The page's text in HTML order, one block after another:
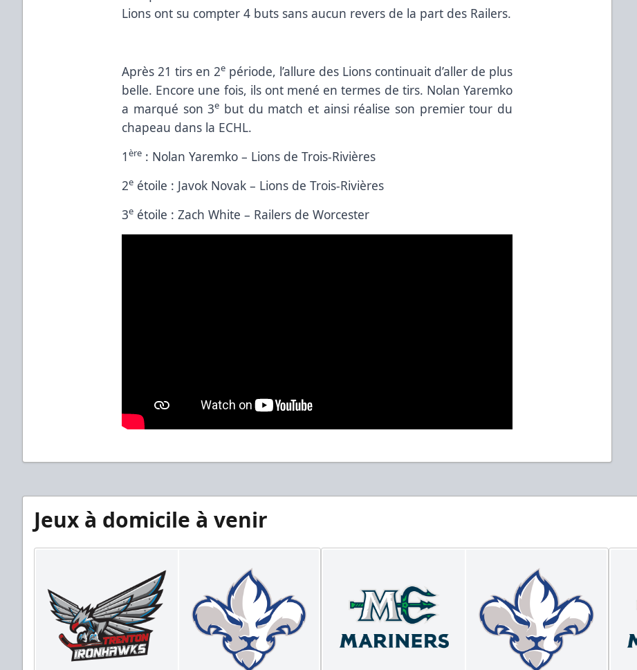
Lions ont su compter 4 buts sans aucun revers de la part des Railers.
Après 21 tirs en 2e période, l’allure des Lions continuait d’aller de plus
belle. Encore une fois, ils ont mené en termes de tirs. Nolan Yaremko
a marqué son 3e but du match et ainsi réalise son premier tour du
chapeau dans la ECHL.
1ère : Nolan Yaremko – Lions de Trois-Rivières
2e étoile : Javok Novak – Lions de Trois-Rivières
3e étoile : Zach White – Railers de Worcester
Jeux à domicile à venir